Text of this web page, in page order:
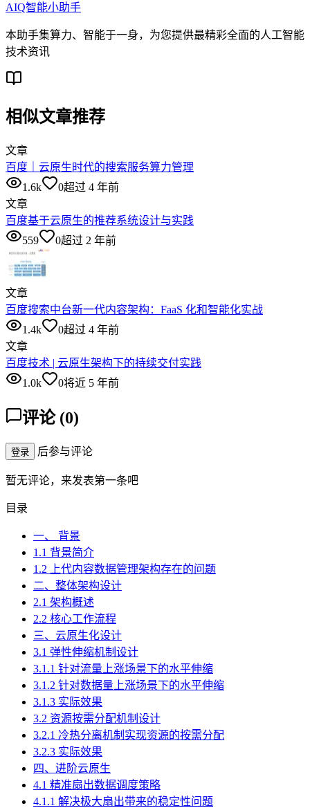
AIQ智能小助手
本助手集算力、智能于一身，为您提供最精彩全面的人工智能
技术资讯
相似文章推荐
文章
百度｜云原生时代的搜索服务算力管理
1.6k
0超过 4 年前
文章
百度基于云原生的推荐系统设计与实践
559
0超过 2 年前
文章
百度搜索中台新一代内容架构：FaaS 化和智能化实战
1.4k
0超过 4 年前
文章
百度技术 | 云原生架构下的持续交付实践
1.0k
0将近 5 年前
评论 (0)
登录 后参与评论
暂无评论，来发表第一条吧
目录
一、 背景
1.1 背景简介
1.2 上代内容数据管理架构存在的问题
二、整体架构设计
2.1 架构概述
2.2 核心工作流程
三、云原生化设计
3.1 弹性伸缩机制设计
3.1.1 针对流量上涨场景下的水平伸缩
3.1.2 针对数据量上涨场景下的水平伸缩
3.1.3 实际效果
3.2 资源按需分配机制设计
3.2.1 冷热分离机制实现资源的按需分配
3.2.3 实际效果
四、进阶云原生
4.1 精准扇出数据调度策略
4.1.1 解决极大扇出带来的稳定性问题